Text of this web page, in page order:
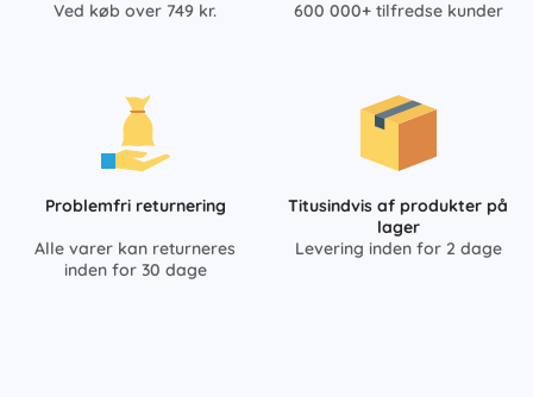
Ved køb over 749 kr.
600 000+ tilfredse kunder
Problemfri returnering
Alle varer kan returneres
inden for 30 dage
Titusindvis af produkter på
lager
Levering inden for 2 dage